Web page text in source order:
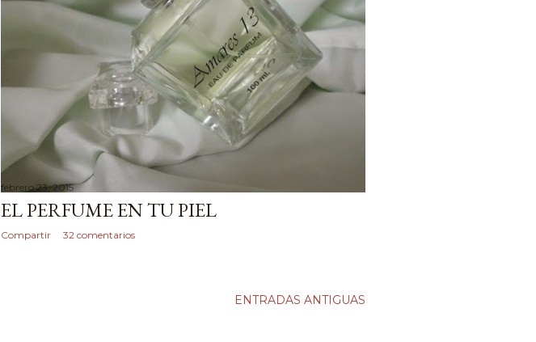
febrero 23, 2015
EL PERFUME EN TU PIEL
Compartir 32 comentarios
ENTRADAS ANTIGUAS